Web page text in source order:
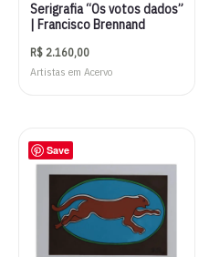
Serigrafia “Os votos dados”
| Francisco Brennand
R$ 2.160,00
Artistas em Acervo
Save